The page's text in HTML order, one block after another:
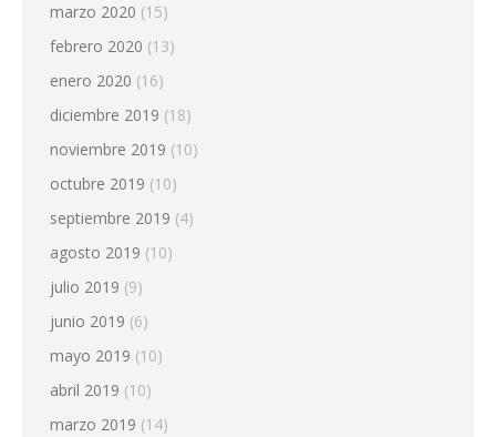
marzo 2020 (15)
febrero 2020 (13)
enero 2020 (16)
diciembre 2019 (18)
noviembre 2019 (10)
octubre 2019 (10)
septiembre 2019 (4)
agosto 2019 (10)
julio 2019 (9)
junio 2019 (6)
mayo 2019 (10)
abril 2019 (10)
marzo 2019 (14)